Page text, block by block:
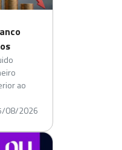
ao
08/2026